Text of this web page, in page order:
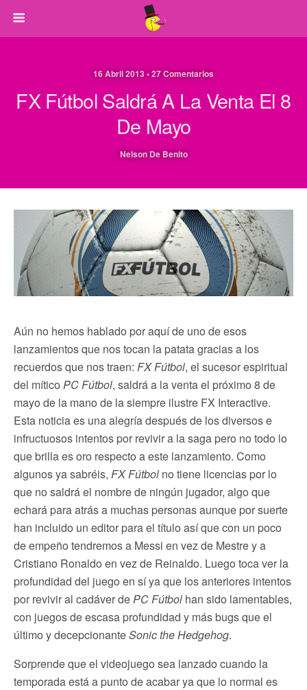
16 Abril 2013 • 27 Comentarios
FX Fútbol Saldrá A La Venta El 8
De Mayo
Nelson De Benito
Aún no hemos hablado por aquí de uno de esos
lanzamientos que nos tocan la patata gracias a los
recuerdos que nos traen: FX Fútbol, el sucesor espiritual
del mítico PC Fútbol, saldrá a la venta el próximo 8 de
mayo de la mano de la siempre ilustre FX Interactive.
Esta noticia es una alegría después de los diversos e
infructuosos intentos por revivir a la saga pero no todo lo
que brilla es oro respecto a este lanzamiento. Como
algunos ya sabréis, FX Fútbol no tiene licencias por lo
que no saldrá el nombre de ningún jugador, algo que
echará para atrás a muchas personas aunque por suerte
han incluido un editor para el título así que con un poco
de empeño tendremos a Messi en vez de Mestre y a
Cristiano Ronaldo en vez de Reinaldo. Luego toca ver la
profundidad del juego en sí ya que los anteriores intentos
por revivir al cadáver de PC Fútbol han sido lamentables,
con juegos de escasa profundidad y más bugs que el
último y decepcionanteSonic the Hedgehog.
Sorprende que el videojuego sea lanzado cuando la
temporada está a punto de acabar ya que lo normal es